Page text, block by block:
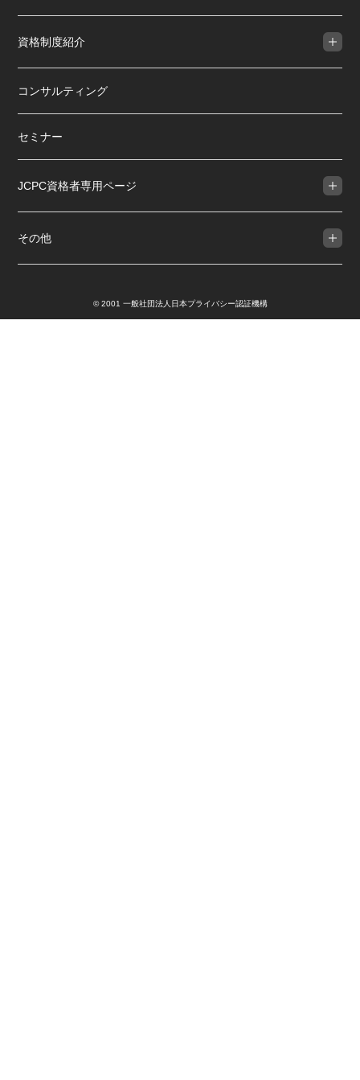
資格制度紹介
コンサルティング
セミナー
JCPC資格者専用ページ
その他
© 2001 一般社団法人日本プライバシー認証機構